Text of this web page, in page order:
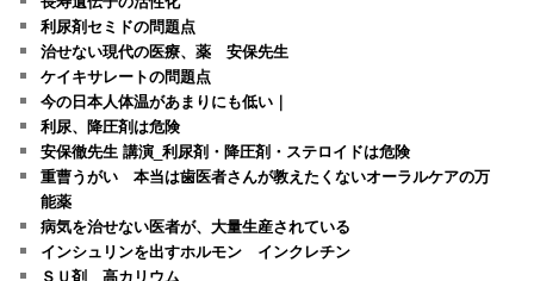
利尿剤セミドの問題点
治せない現代の医療、薬 安保先生
ケイキサレートの問題点
今の日本人体温があまりにも低い｜
利尿、降圧剤は危険
安保徹先生 講演_利尿剤・降圧剤・ステロイドは危険
重曹うがい 本当は歯医者さんが教えたくないオーラルケアの万
能薬
病気を治せない医者が、大量生産されている
インシュリンを出すホルモン インクレチン
ＳＵ剤 高カリウム